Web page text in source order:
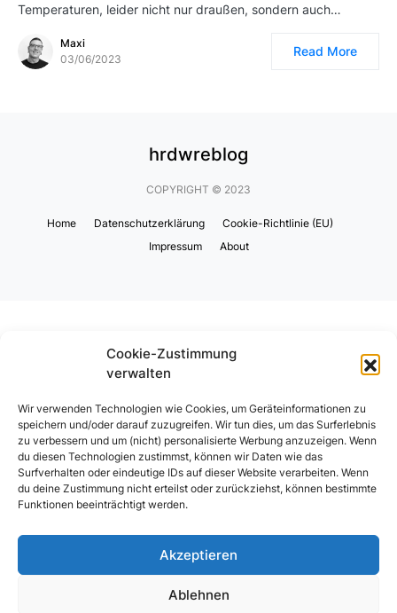
Cookie-Zustimmung
verwalten
Wir verwenden Technologien wie Cookies, um Geräteinformationen zu
speichern und/oder darauf zuzugreifen. Wir tun dies, um das Surferlebnis
zu verbessern und um (nicht) personalisierte Werbung anzuzeigen. Wenn
du diesen Technologien zustimmst, können wir Daten wie das
Surfverhalten oder eindeutige IDs auf dieser Website verarbeiten. Wenn
du deine Zustimmung nicht erteilst oder zurückziehst, können bestimmte
Funktionen beeinträchtigt werden.
Akzeptieren
Ablehnen
Temperaturen, leider nicht nur draußen, sondern auch…
Maxi
03/06/2023
Read More
hrdwreblog
COPYRIGHT © 2023
Home Datenschutzerklärung
Cookie-Richtlinie (EU)
Impressum
About